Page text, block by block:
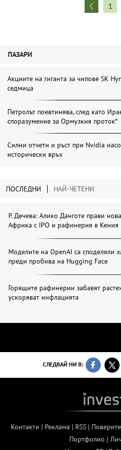
1
ПАЗАРИ
Акциите на гиганта за чипове SK
седмица
Петролът поевтинява, след като
споразумение за Ормузкия проток*
Силни отчети и ръст при Nvidia
исторически връх
ПОСЛЕДНИ НАЙ-ЧЕТЕНИ
Р. Дечева: Алико Данготе прави
Африка с IPO и рафинерия в Кения
Моделите на OpenAI са споделяли
преди пробива на Hugging Face
Горящите рафинерии забавят
ускоряват инфлацията
СЛЕДВАЙ НИ В:
Контакти | Реклама | RSS|
Портфолио |